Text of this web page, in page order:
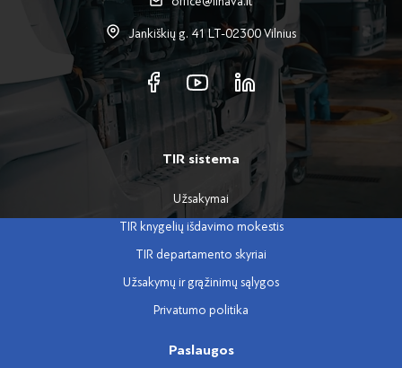
Jankiškių g. 41 LT-02300 Vilnius
TIR sistema
Užsakymai
TIR knygelių išdavimo mokestis
TIR departamento skyriai
Užsakymų ir grąžinimų sąlygos
Privatumo politika
Paslaugos